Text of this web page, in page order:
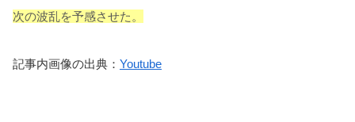
次の波乱を予感させた。
記事内画像の出典： Youtube